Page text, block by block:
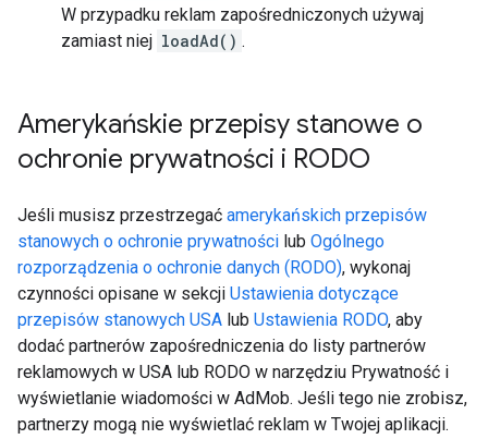
W przypadku reklam zapośredniczonych używaj
zamiast niej loadAd() .
Amerykańskie przepisy stanowe o
ochronie prywatności i RODO
Jeśli musisz przestrzegać amerykańskich przepisów
stanowych o ochronie prywatności lub Ogólnego
rozporządzenia o ochronie danych (RODO), wykonaj
czynności opisane w sekcji Ustawienia dotyczące
przepisów stanowych USA lub Ustawienia RODO, aby
dodać partnerów zapośredniczenia do listy partnerów
reklamowych w USA lub RODO w narzędziu Prywatność i
wyświetlanie wiadomości w AdMob. Jeśli tego nie zrobisz,
partnerzy mogą nie wyświetlać reklam w Twojej aplikacji.